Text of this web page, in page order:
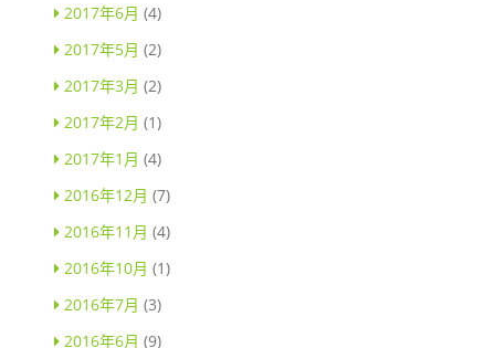
2017年6月 (4)
2017年5月 (2)
2017年3月 (2)
2017年2月 (1)
2017年1月 (4)
2016年12月 (7)
2016年11月 (4)
2016年10月 (1)
2016年7月 (3)
2016年6月 (9)